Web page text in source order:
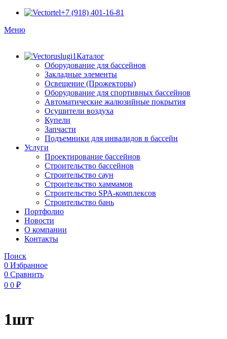
+7 (918) 401-16-81
Меню
Каталог
Оборудование для бассейнов
Закладные элементы
Освещение (Прожекторы)
Оборудование для спортивных бассейнов
Автоматические жалюзийные покрытия
Осушители воздуха
Купели
Запчасти
Подъемники для инвалидов в бассейн
Услуги
Проектирование бассейнов
Строительство бассейнов
Строительство саун
Строительство хаммамов
Строительство SPA-комплексов
Строительство бань
Портфолио
Новости
O компании
Контакты
Поиск
0 Избранное
0 Сравнить
0 0 ₽
1шт